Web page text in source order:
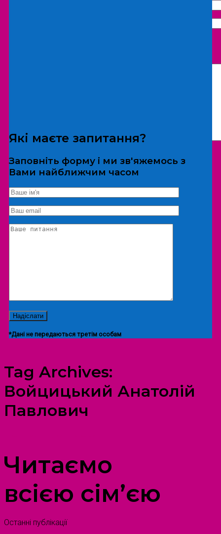
*Дані не передаються третім особам
Екскурсія/локація
Які маєте запитання?
Заповніть форму і ми зв'яжемось з
Вами найближчим часом
*Дані не передаються третім особам
Tag Archives:
Войцицький Анатолій
Павлович
Читаємо
всією сім’єю
Останні публікації